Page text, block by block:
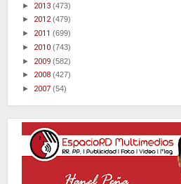
► 2013 (473)
► 2012(479)
► 2011 (699)
► 2010 (743)
► 2009 (582)
► 2008 (427)
► 2007 (54)